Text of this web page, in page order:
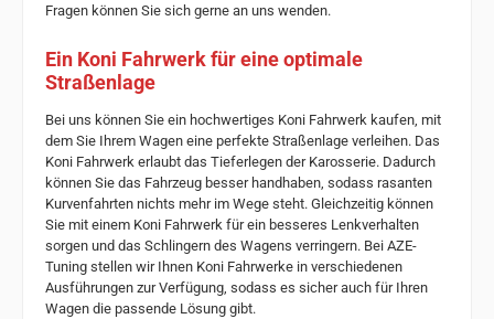
Fragen können Sie sich gerne an uns wenden.
Ein Koni Fahrwerk für eine optimale
Straßenlage
Bei uns können Sie ein hochwertiges Koni Fahrwerk kaufen, mit
dem Sie Ihrem Wagen eine perfekte Straßenlage verleihen. Das
Koni Fahrwerk erlaubt das Tieferlegen der Karosserie. Dadurch
können Sie das Fahrzeug besser handhaben, sodass rasanten
Kurvenfahrten nichts mehr im Wege steht. Gleichzeitig können
Sie mit einem Koni Fahrwerk für ein besseres Lenkverhalten
sorgen und das Schlingern des Wagens verringern. Bei AZE-
Tuning stellen wir Ihnen Koni Fahrwerke in verschiedenen
Ausführungen zur Verfügung, sodass es sicher auch für Ihren
Wagen die passende Lösung gibt.